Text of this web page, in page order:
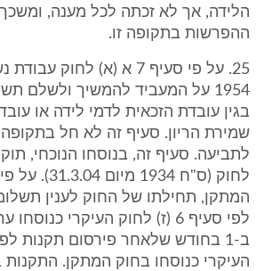
הלידה, אך לא זכתה לכל מענה,
ההפרשות בתקופה זו.
25. על פי סעיף 7 א (א) לחוק
1954 על המעביד להמשיך ולשלם
בגין עובדת הזכאית לדמי לידה או
שמירת הריון. סעיף זה לא חל בתקופה
המתקן, תחילתו של החוק לענין
לפי סעיף 6 (ז) לחוק העיקרי
העיקרי כנוסחו בחוק המתקן. התקנות